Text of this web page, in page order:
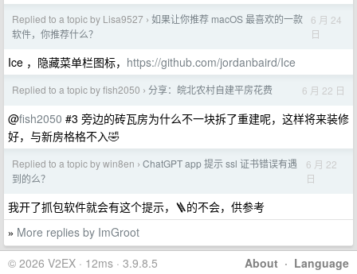
Replied to a topic by Lisa9527 › 如果让你推荐 macOS 最喜欢的一款
软件，你推荐什么？
6 月 24
日
Ice ，隐藏菜单栏图标， https://github.com/jordanbaird/Ice
Replied to a topic by fish2050 › 分享：皖北农村自建平房花费 6 月 22 日
@fish2050 #3 旁边的砖瓦房为什么不一块拆了重建呢，这样将来装修
好，与新房格格不入🤣
Replied to a topic by win8en › ChatGPT app 提示 ssl 证书错误有遇
到的么？
6 月 22
日
我开了抓包软件就会有这个提示，🪜的不会，供参考
» More replies by ImGroot
About · Language
© 2026 V2EX · 12ms · 3.9.8.5